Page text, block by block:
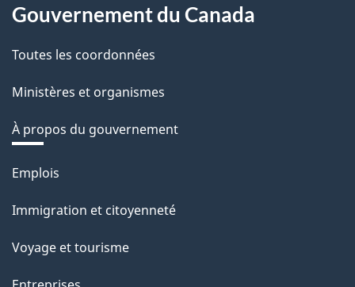
Gouvernement du Canada
Toutes les coordonnées
Ministères et organismes
À propos du gouvernement
Thèmes
sujets
Emplois
Immigration et citoyenneté
Voyage et tourisme